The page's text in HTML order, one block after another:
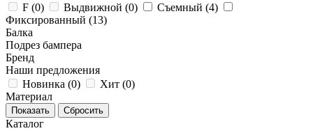
F (0) Выдвижной (0) Съемный (4)
Фиксированный (13)
Балка
Подрез бампера
Бренд
Наши предложения
Новинка (0) Хит (0)
Материал
Каталог